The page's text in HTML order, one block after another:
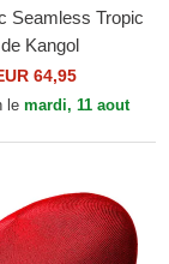
Seamless Tropic
Kangol
64,95
le mardi, 11 aout